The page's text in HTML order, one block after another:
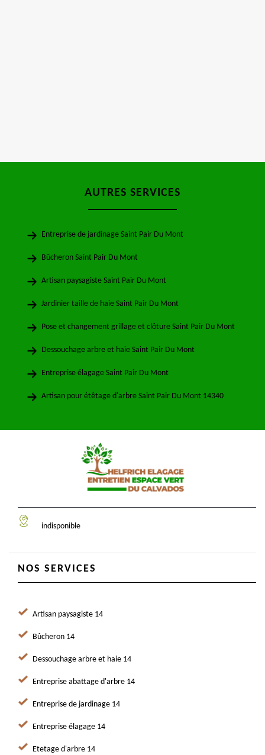
AUTRES SERVICES
Entreprise de jardinage Saint Pair Du Mont
Bûcheron Saint Pair Du Mont
Artisan paysagiste Saint Pair Du Mont
Jardinier taille de haie Saint Pair Du Mont
Pose et changement grillage et clôture Saint Pair Du Mont
Dessouchage arbre et haie Saint Pair Du Mont
Entreprise élagage Saint Pair Du Mont
Artisan pour étêtage d'arbre Saint Pair Du Mont 14340
indisponible
NOS SERVICES
Artisan paysagiste 14
Bûcheron 14
Dessouchage arbre et haie 14
Entreprise abattage d'arbre 14
Entreprise de jardinage 14
Entreprise élagage 14
Etetage d'arbre 14